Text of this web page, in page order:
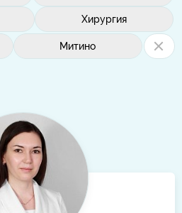
Хирургия
Митино